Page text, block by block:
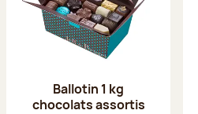
Ballotin 1 kg
chocolats assortis